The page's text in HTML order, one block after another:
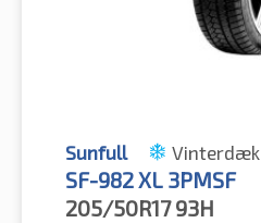
Sunfull Vinterdæk
SF-982 XL 3PMSF
205/50R17 93H